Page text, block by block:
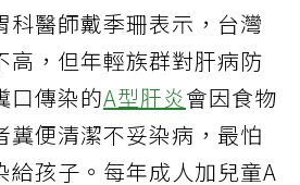
科醫師戴季珊表示，台灣
高，但年輕族群對肝病防
口傳染的A型肝炎會因食物
糞便清潔不妥染病，最怕
給孩子。每年成人加兒童A